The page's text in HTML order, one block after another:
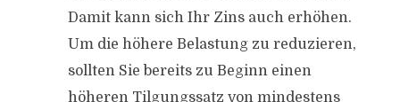
Damit kann sich Ihr Zins auch erhöhen.
Um die höhere Belastung zu reduzieren,
sollten Sie bereits zu Beginn einen
höheren Tilgungssatz von mindestens